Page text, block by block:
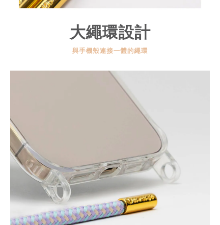
大繩環設計
與手機殼連接一體的繩環